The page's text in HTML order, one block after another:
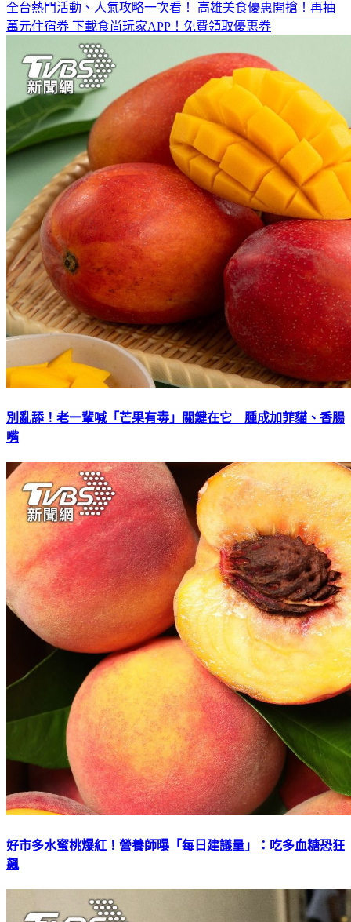
全台熱門活動、人氣攻略一次看！ 高雄美食優惠開搶！再抽
萬元住宿券 下載食尚玩家APP！免費領取優惠券
別亂舔！老一輩喊「芒果有毒」關鍵在它 腫成加菲貓、香腸
嘴
好市多水蜜桃爆紅！營養師曝「每日建議量」：吃多血糖恐狂
飆